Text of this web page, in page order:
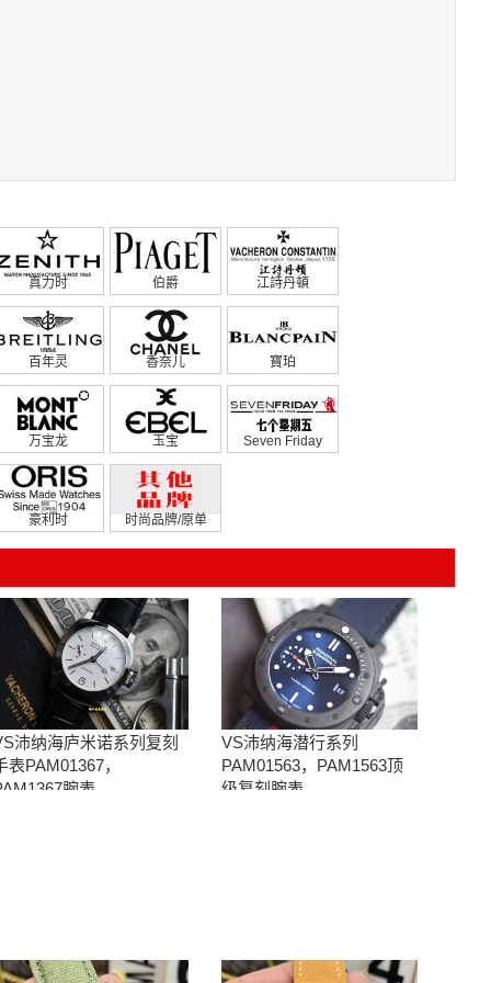
真力时 伯爵 江詩丹頓
百年灵 香奈儿 寶珀
万宝龙 玉宝 Seven Friday
豪利时 时尚品牌/原单
沛纳海庐米诺系列复刻
表PAM01367，
腕表
VS沛纳海潜行系列
PAM01563，PAM1563顶
级复刻腕表